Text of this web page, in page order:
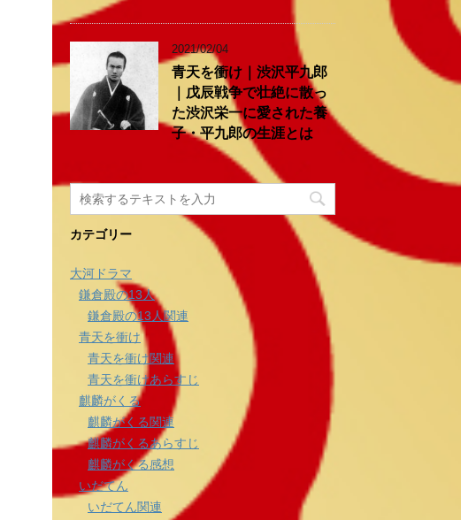
2021/02/04
青天を衝け｜渋沢平九郎
｜戊辰戦争で壮絶に散っ
た渋沢栄一に愛された養
子・平九郎の生涯とは
カテゴリー
大河ドラマ
鎌倉殿の13人
鎌倉殿の13人関連
青天を衝け
青天を衝け関連
青天を衝けあらすじ
麒麟がくる
麒麟がくる関連
麒麟がくるあらすじ
麒麟がくる感想
いだてん
いだてん関連